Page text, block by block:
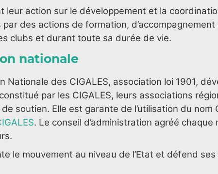
leur action sur le développement et la
par des actions de formation,
clubs et durant toute sa durée de vie.
nationale
Nationale des CIGALES, association loi 1901,
par les CIGALES, leurs associations
soutien. Elle est garante de l’utilisation du nom
. Le conseil d’administration agréé chaque
le mouvement au niveau de l’Etat et défend